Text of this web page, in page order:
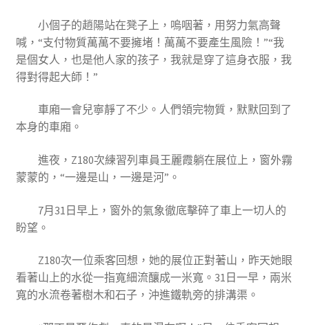
小個子的趙陽站在凳子上，嗚咽著，用努力氣高聲
喊，“支付物質萬萬不要擁堵！萬萬不要產生風險！”“我
是個女人，也是他人家的孩子，我就是穿了這身衣服，我
得對得起大師！”
車廂一會兒寧靜了不少。人們領完物質，默默回到了
本身的車廂。
進夜，Z180次練習列車員王麗霞躺在展位上，窗外霧
蒙蒙的，“一邊是山，一邊是河”。
7月31日早上，窗外的氣象徹底擊碎了車上一切人的
盼望。
Z180次一位乘客回想，她的展位正對著山，昨天她眼
看著山上的水從一指寬細流釀成一米寬。31日一早，兩米
寬的水流卷著樹木和石子，沖進鐵軌旁的排溝渠。